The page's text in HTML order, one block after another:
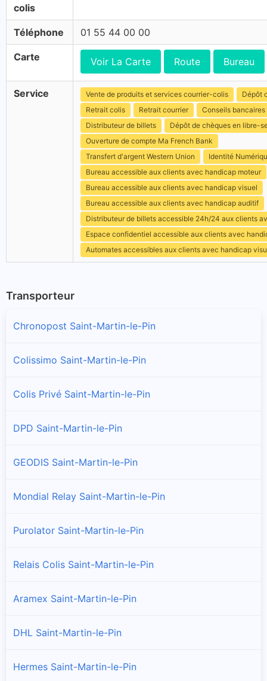
colis
Téléphone 01 55 44 00 00
Carte Voir La Carte Route Bureau
Service Vente de produits et services courrier-colis
Dépôt
Retrait colis
Retrait courrier
Conseils bancaires
Distributeur de billets
Dépôt de chèques en libre-
Ouverture de compte Ma French Bank
Transfert d'argent Western Union
Identité
Bureau accessible aux clients avec handicap moteur
Bureau accessible aux clients avec handicap visuel
Bureau accessible aux clients avec handicap auditif
Distributeur de billets accessible 24h/24 aux clients
Espace confidentiel accessible aux clients avec
Automates accessibles aux clients avec handicap
Transporteur
Chronopost Saint-Martin-le-Pin
Colissimo Saint-Martin-le-Pin
Colis Privé Saint-Martin-le-Pin
DPD Saint-Martin-le-Pin
GEODIS Saint-Martin-le-Pin
Mondial Relay Saint-Martin-le-Pin
Purolator Saint-Martin-le-Pin
Relais Colis Saint-Martin-le-Pin
Aramex Saint-Martin-le-Pin
DHL Saint-Martin-le-Pin
Hermes Saint-Martin-le-Pin